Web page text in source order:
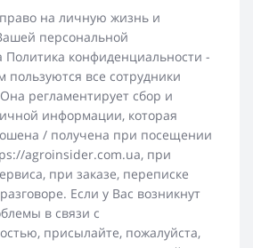
на личную жизнь и
персональной
конфиденциальности -
пользуются все сотрудники
регламентирует сбор и
информации, которая
/ получена при посещении
agroinsider.com.ua, при
при заказе, переписке
Если у Вас возникнут
в связи с
присылайте, пожалуйста,